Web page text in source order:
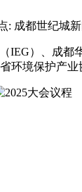
: 成都世纪城
IEG）、成都
环境保护产业